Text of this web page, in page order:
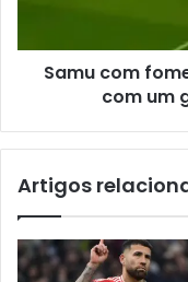
Samu com
com um
Artigos